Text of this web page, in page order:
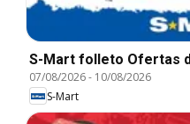
S-Mart folleto Ofertas
07/08/2026- 10/08/2026
S-Mart